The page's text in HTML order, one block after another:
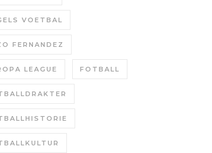
VOETBAL
FERNANDEZ
LEAGUE FOTBALL